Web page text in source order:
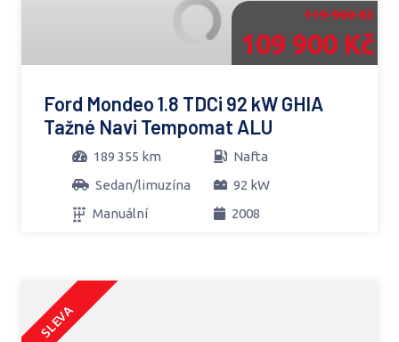
119 900 Kč
109 900 Kč
Ford Mondeo 1.8 TDCi 92 kW GHIA
Tažné Navi Tempomat ALU
189 355 km
Nafta
Sedan/limuzína
92 kW
Manuální
2008
SLEVA